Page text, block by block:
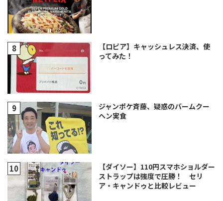
【ロピア】キャッシュレス決済、使
ってみた！
ジャンポケ斉藤、疑惑のバームクー
ヘン実食
【ダイソー】110円スマホショルダー
ストラップは強度で圧勝！ セリ
ア・キャンドゥと比較レビュー